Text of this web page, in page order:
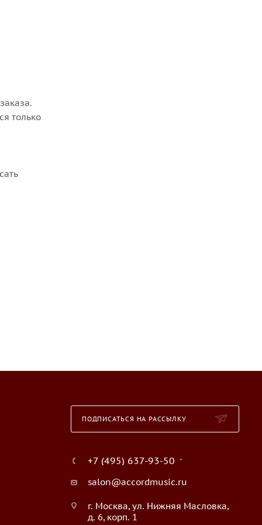
только
ПОДПИСАТЬСЯ НА РАССЫЛКУ
+7 (495) 637-93-50
salon@accordmusic.ru
г. Москва, ул. Нижняя Масловка,
д. 6, корп. 1